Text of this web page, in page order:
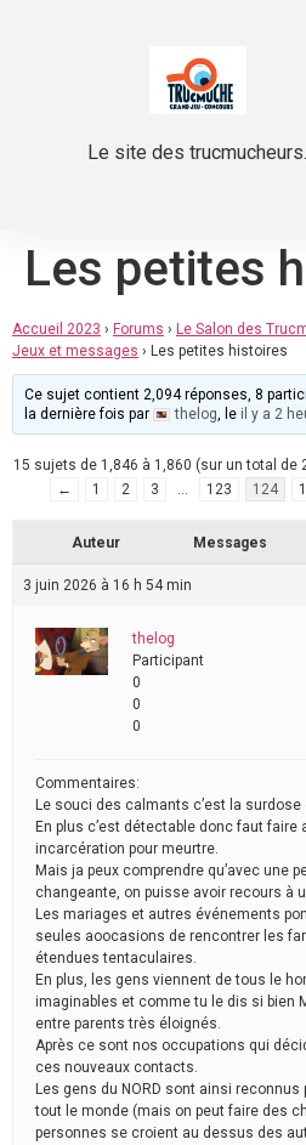
Le site des trucmucheurs.
Les petites
Accueil 2023 › Forums › Le Salon des
Jeux et messages › Les petites histoires
Ce sujet contient 2,094 réponses, 8
la dernière fois par
thelog, le il y a 2
15 sujets de 1,846 à 1,860 (sur un total de
←
1 2 3 … 123 124
Auteur Messages
3 juin 2026 à 16 h 54 min
thelog
Participant
0
0
0
Commentaires:
Le souci des calmants c’est la
En plus c’est détectable donc faut
incarcération pour meurtre.
Mais ja peux comprendre qu’avec une
changeante, on puisse avoir recours à
Les mariages et autres événements
seules aoocasions de rencontrer les
étendues tentaculaires.
En plus, les gens viennent de tous le
imaginables et comme tu le dis si bien
entre parents très éloignés.
Après ce sont nos occupations qui
ces nouveaux contacts.
Les gens du NORD sont ainsi
tout le monde (mais on peut faire des
personnes se croient au dessus des